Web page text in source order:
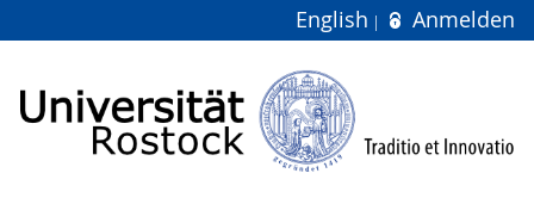
English Anmelden